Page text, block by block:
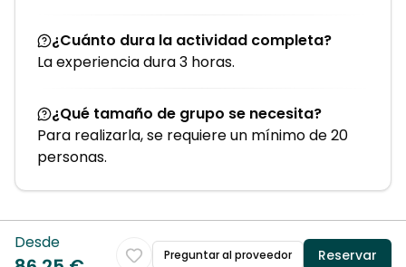
¿Cuánto dura la actividad completa?
La experiencia dura 3 horas.
¿Qué tamaño de grupo se necesita?
Para realizarla, se requiere un mínimo de 20
personas.
Desde
Preguntar al proveedor Reservar